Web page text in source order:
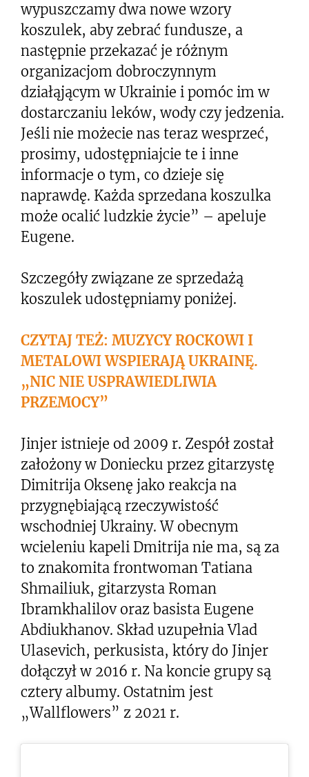
wypuszczamy dwa nowe wzory
koszulek, aby zebrać fundusze, a
następnie przekazać je różnym
organizacjom dobroczynnym
działąjącym w Ukrainie i pomóc im w
dostarczaniu leków, wody czy jedzenia.
Jeśli nie możecie nas teraz wesprzeć,
prosimy, udostępniajcie te i inne
informacje o tym, co dzieje się
naprawdę. Każda sprzedana koszulka
może ocalić ludzkie życie” – apeluje
Eugene.
Szczegóły związane ze sprzedażą
koszulek udostępniamy poniżej.
CZYTAJ TEŻ: MUZYCY ROCKOWI I
METALOWI WSPIERAJĄ UKRAINĘ.
„NIC NIE USPRAWIEDLIWIA
PRZEMOCY”
Jinjer istnieje od 2009 r. Zespół został
założony w Doniecku przez gitarzystę
Dimitrija Oksenę jako reakcja na
przygnębiającą rzeczywistość
wschodniej Ukrainy. W obecnym
wcieleniu kapeli Dmitrija nie ma, są za
to znakomita frontwoman Tatiana
Shmailiuk, gitarzysta Roman
Ibramkhalilov oraz basista Eugene
Abdiukhanov. Skład uzupełnia Vlad
Ulasevich, perkusista, który do Jinjer
dołączył w 2016 r. Na koncie grupy są
cztery albumy. Ostatnim jest
„Wallflowers” z 2021 r.